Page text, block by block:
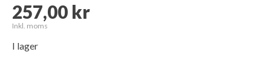
257,00 kr
Inkl. moms
I lager